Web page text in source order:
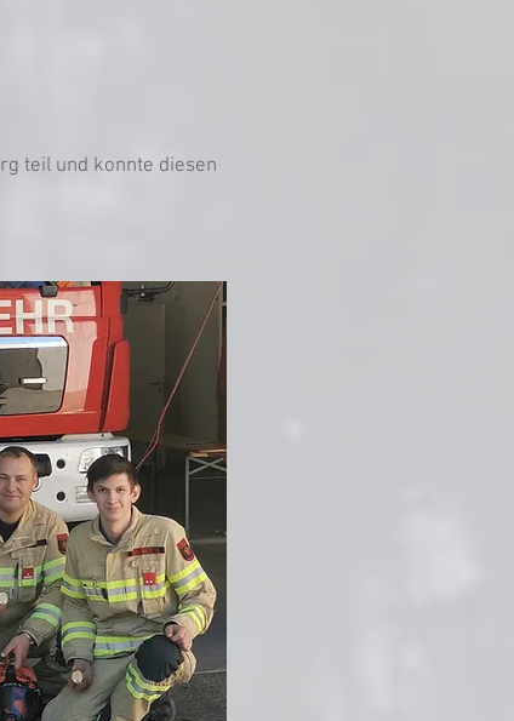
teil und konnte diesen